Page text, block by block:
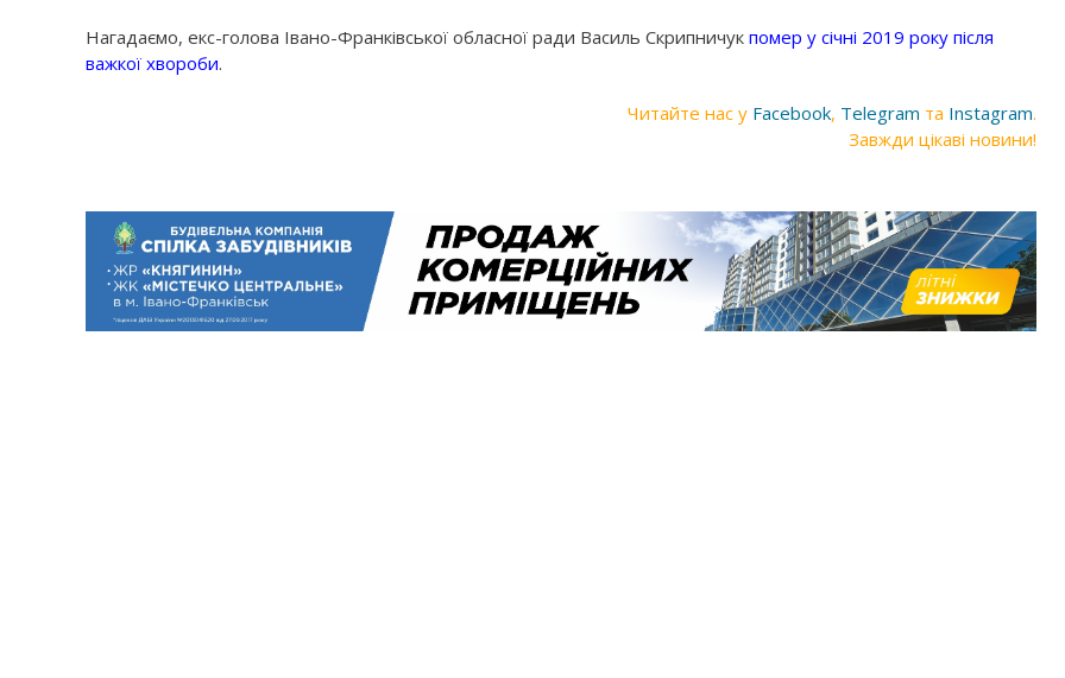
Нагадаємо, екс-голова Івано-Франківської обласної ради Василь Скрипничук помер у січні 2019 року після
важкої хвороби.
Читайте нас у Facebook, Telegram та Instagram.
Завжди цікаві новини!